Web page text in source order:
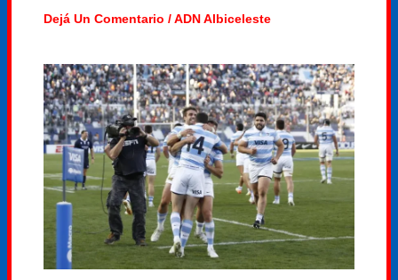
Dejá Un Comentario /ADN Albiceleste